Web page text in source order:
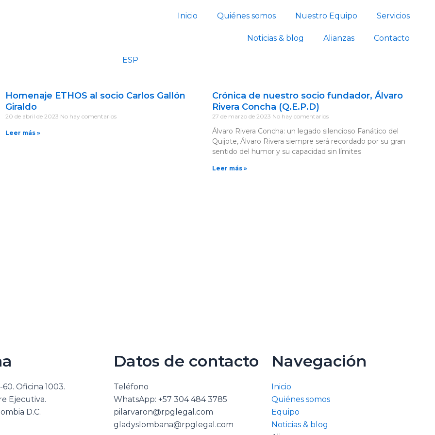
Inicio Quiénes somos Nuestro Equipo Servicios
Noticias & blog Alianzas Contacto
ESP
Homenaje ETHOS al socio Carlos Gallón
Giraldo
20 de abril de 2023 No hay comentarios
Leer más »
Crónica de nuestro socio fundador, Álvaro
Rivera Concha (Q.E.P.D)
27 de marzo de 2023 No hay comentarios
Álvaro Rivera Concha: un legado silencioso Fanático del
Quijote, Álvaro Rivera siempre será recordado por su gran
sentido del humor y su capacidad sin límites
Leer más »
Oficina 1003.
Ejecutiva.
D.C.
Datos de contacto
Teléfono
WhatsApp: +57 304 484 3785
pilarvaron@rpglegal.com
gladyslombana@rpglegal.com
Navegación
Inicio
Quiénes somos
Equipo
Noticias & blog